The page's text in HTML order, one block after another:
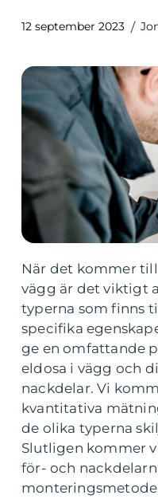
12 september 2023
När det kommer
vägg är det viktigt
typerna som finns
specifika
ge en omfattande
eldosa i vägg och
nackdelar. Vi
kvantitativa
de olika typerna
Slutligen kommer
för- och